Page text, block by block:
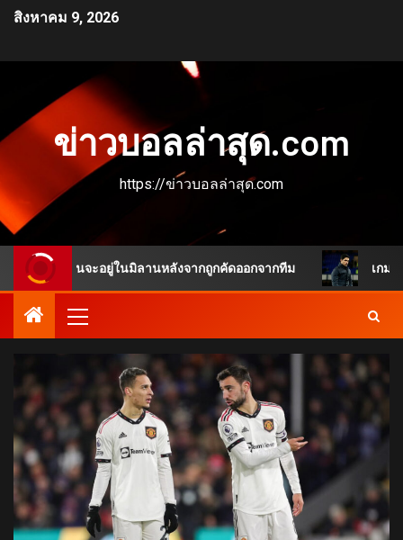
สิงหาคม 9, 2026
ข่าวบอลล่าสุด.com
https://ข่าวบอลล่าสุด.com
หมือนจะอยู่ในมิลานหลังจากถูกคัดออกจากทีม เกมพลิกชัดเจ